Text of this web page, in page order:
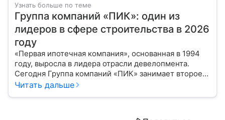
Узнать больше по теме
Группа компаний «ПИК»: один из
лидеров в сфере строительства в 2026
году
«Первая ипотечная компания», основанная в 1994
году, выросла в лидера отрасли девелопмента.
Сегодня Группа компаний «ПИК» занимает второе
место по объемам строящегося жилья в России.
Читать дальше